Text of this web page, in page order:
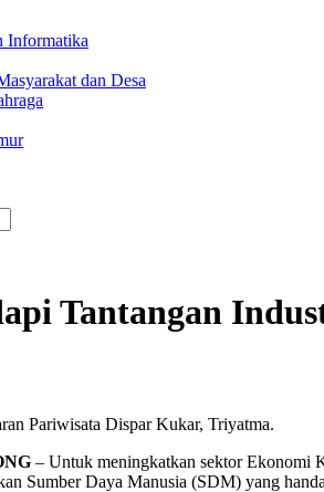
Informatika
dan Desa
Tantangan
Pariwisata Dispar Kukar, Triyatma.
– Untuk meningkatkan sektor Ekonomi
Sumber Daya Manusia (SDM) yang